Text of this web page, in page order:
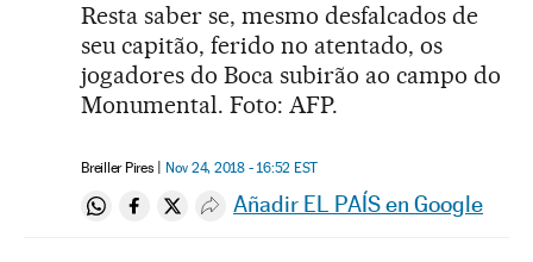
Resta saber se, mesmo desfalcados de
seu capitão, ferido no atentado, os
jogadores do Boca subirão ao campo do
Monumental. Foto: AFP.
Breiller Pires Nov 24, 2018 - 16:52 EST
Compartir en Whatsapp
Compartir en Facebook
Compartir en Twitter
Desplegar Redes Sociales
Añadir EL PAÍS en Google